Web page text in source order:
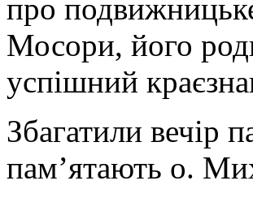
про
Мосори, його
успішний
Збагатили вечір
пам’ятають о.